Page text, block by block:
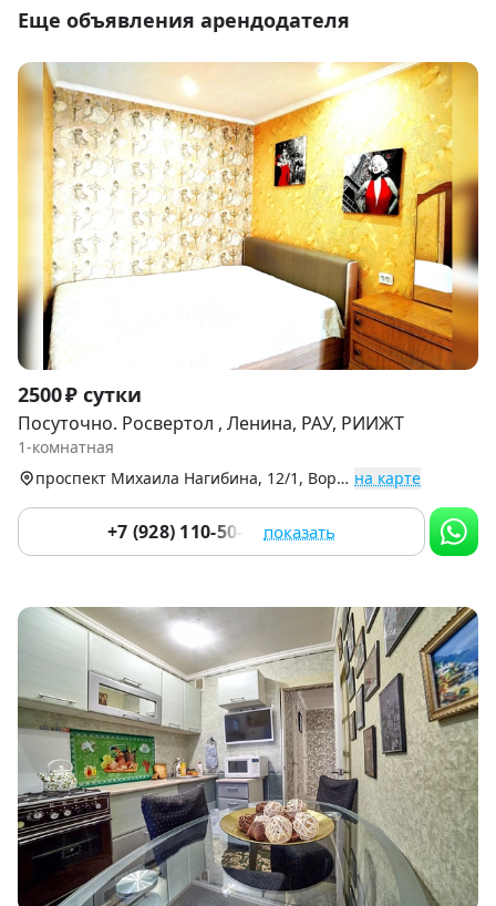
Еще объявления арендодателя
Item
1
of
9
2500 ₽ сутки
Посуточно. Росвертол , Ленина, РАУ, РИИЖТ
1-комнатная
проспект Михаила Нагибина, 12/1, Ворошиловский р-н на карте
+7 (928) 110-50-82 показать